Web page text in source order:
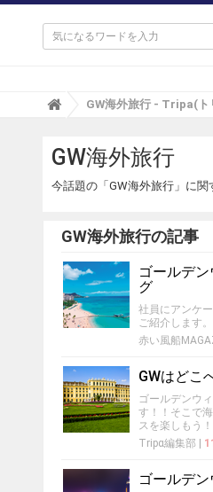
T
p
a
(
パ
GW海外旅行 - Tripa(ト
GW海外旅行
今話題の「GW海外旅行」に関
GW海外旅行の記事
ゴールデ
グ
社員にアンケ
ご紹介します
赤い風船
GWはどこ
ゴールデンウ
す！！そこで
スを楽しもう！
Tripα編集部
ゴールデ